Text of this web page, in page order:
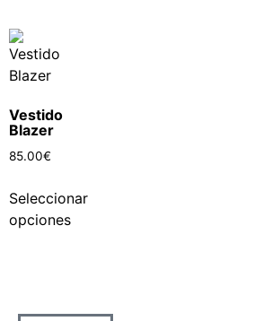
Vestido
Blazer
85.00€
Seleccionar
opciones